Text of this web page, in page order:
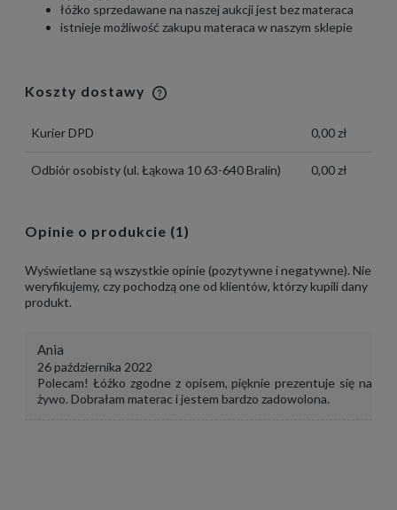
łóżko sprzedawane na naszej aukcji jest bez materaca
istnieje możliwość zakupu materaca w naszym sklepie
Koszty dostawy
Cena nie zawiera ewentualnych kosztów
Kurier DPD 0,00 zł
Odbiór osobisty (ul. Łąkowa 10 63-640 Bralin) 0,00 zł
Opinie o produkcie (1)
Wyświetlane są wszystkie opinie (pozytywne i negatywne). Nie
weryfikujemy, czy pochodzą one od klientów, którzy kupili dany
produkt.
Ania
26 października 2022
Polecam! Łóżko zgodne z opisem, pięknie prezentuje się na
żywo. Dobrałam materac i jestem bardzo zadowolona.